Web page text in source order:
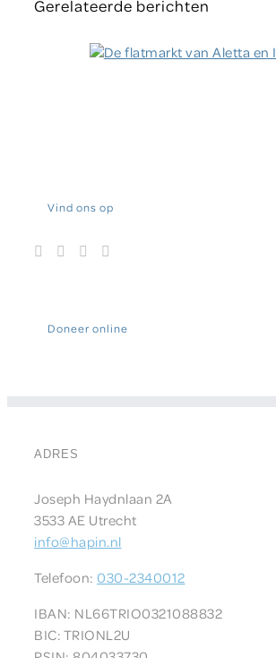
Gerelateerde berichten
Vind ons op
Doneer online
ADRES
Joseph Haydnlaan 2A
3533 AE Utrecht
info@hapin.nl
Telefoon: 030-2340012
IBAN: NL66TRIO0321088832
BIC: TRIONL2U